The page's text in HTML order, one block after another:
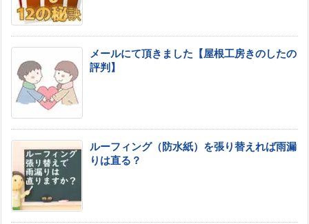
メールにて頂きました【屋根工房きのしたの
評判】
ルーフィング（防水紙）を張り替えれば雨漏
りは直る？